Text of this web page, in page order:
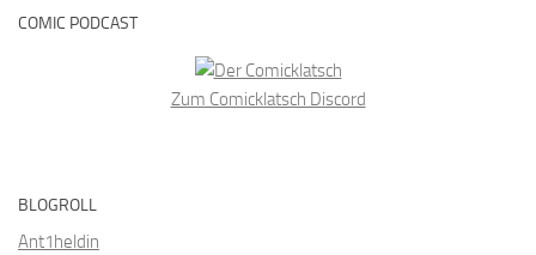
COMIC PODCAST
Zum Comicklatsch Discord
BLOGROLL
Ant1heldin